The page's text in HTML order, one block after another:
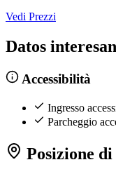
Vedi Prezzi
Datos
Accessibilità
Ingresso
Parcheggio
Posizione